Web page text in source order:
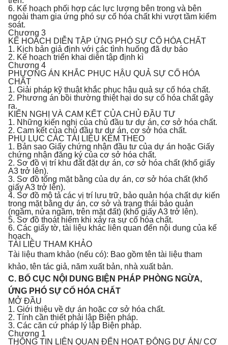
6. Kế hoạch phối hợp các lực lượng bên trong và bên
ngoài tham gia ứng phó sự cố hóa chất khi vượt tầm kiểm
soát.
Chương 3
KẾ HOẠCH DIỄN TẬP ỨNG PHÓ SỰ CỐ HÓA CHẤT
1. Kịch bản giả định với các tình huống đã dự báo
2. Kế hoạch triển khai diễn tập định kì
Chương 4
PHƯƠNG ÁN KHẮC PHỤC HẬU QUẢ SỰ CỐ HÓA
CHẤT
1. Giải pháp kỹ thuật khắc phục hậu quả sự cố hóa chất.
2. Phương án bồi thường thiệt hại do sự cố hóa chất gây
ra.
KIẾN NGHỊ VÀ CAM KẾT CỦA CHỦ ĐẦU TƯ
1. Những kiến nghị của chủ đầu tư dự án, cơ sở hóa chất.
2. Cam kết của chủ đầu tư dự án, cơ sở hóa chất.
PHỤ LỤC CÁC TÀI LIỆU KÈM THEO
1. Bản sao Giấy chứng nhận đầu tư của dự án hoặc Giấy
chứng nhận đăng ký của cơ sở hóa chất.
2. Sơ đồ vị trí khu đất đặt dự án, cơ sở hóa chất (khổ giấy
A3 trở lên).
3. Sơ đồ tổng mặt bằng của dự án, cơ sở hóa chất (khổ
giấy A3 trở lên).
4. Sơ đồ mô tả các vị trí lưu trữ, bảo quản hóa chất dự kiến
trong mặt bằng dự án, cơ sở và trạng thái bảo quản
(ngầm, nửa ngầm, trên mặt đất) (khổ giấy A3 trở lên).
5. Sơ đồ thoát hiểm khi xảy ra sự cố hóa chất.
6. Các giấy tờ, tài liệu khác liên quan đến nội dung của kế
hoạch.
TÀI LIỆU THAM KHẢO
Tài liệu tham khảo (nếu có): Bao gồm tên tài liệu tham
khảo, tên tác giả, năm xuất bản, nhà xuất bản.
C. BỐ CỤC NỘI DUNG BIỆN PHÁP PHÒNG NGỪA,
ỨNG PHÓ SỰ CỐ HÓA CHẤT
MỞ ĐẦU
1. Giới thiệu về dự án hoặc cơ sở hóa chất.
2. Tính cần thiết phải lập Biện pháp.
3. Các căn cứ pháp lý lập Biện pháp.
Chương 1
THÔNG TIN LIÊN QUAN ĐẾN HOẠT ĐỘNG DỰ ÁN/ CƠ